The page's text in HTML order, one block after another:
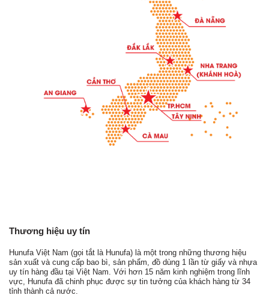
Thương hiệu uy tín
Hunufa Việt Nam (gọi tắt là Hunufa) là một trong những thương hiệu
sản xuất và cung cấp bao bì, sản phẩm, đồ dùng 1 lần từ giấy và nhựa
uy tín hàng đầu tại Việt Nam. Với hơn 15 năm kinh nghiệm trong lĩnh
vực, Hunufa đã chinh phục được sự tin tưởng của khách hàng từ 34
tỉnh thành cả nước.